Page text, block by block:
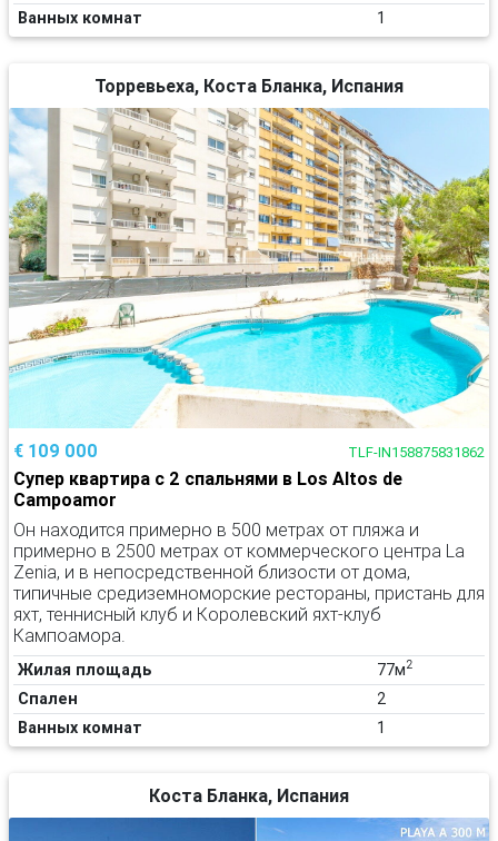
Ванных комнат
1
Торревьеха, Коста Бланка, Испания
€ 109 000 TLF-IN158875831862
Супер квартира с 2 спальнями в Los Altos de
Campoamor
Он находится примерно в 500 метрах от пляжа и
примерно в 2500 метрах от коммерческого центра La
Zenia, и в непосредственной близости от дома,
типичные средиземноморские рестораны, пристань для
яхт, теннисный клуб и Королевский яхт-клуб
Кампоамора.
Жилая площадь 77м2
Спален
2
Ванных комнат
1
Коста Бланка, Испания